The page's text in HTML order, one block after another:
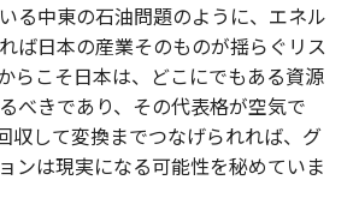
る中東の石油問題のように、エネル
ば日本の産業そのものが揺らぐリス
らこそ日本は、どこにでもある資源
べきであり、その代表格が空気で
収して変換までつなげられれば、グ
ンは現実になる可能性を秘めていま